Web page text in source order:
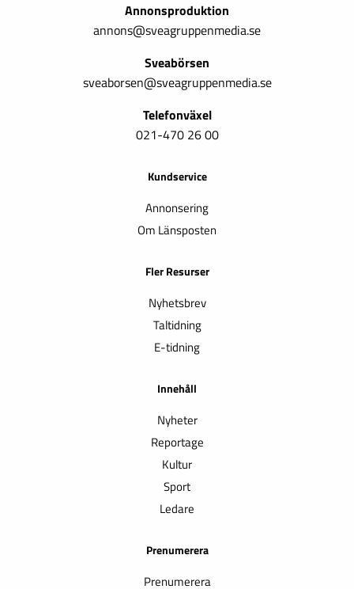
Annonsproduktion
annons@sveagruppenmedia.se
Sveabörsen
sveaborsen@sveagruppenmedia.se
Telefonväxel
021-470 26 00
Kundservice
Annonsering
Om Länsposten
Fler Resurser
Nyhetsbrev
Taltidning
E-tidning
Innehåll
Nyheter
Reportage
Kultur
Sport
Ledare
Prenumerera
Prenumerera